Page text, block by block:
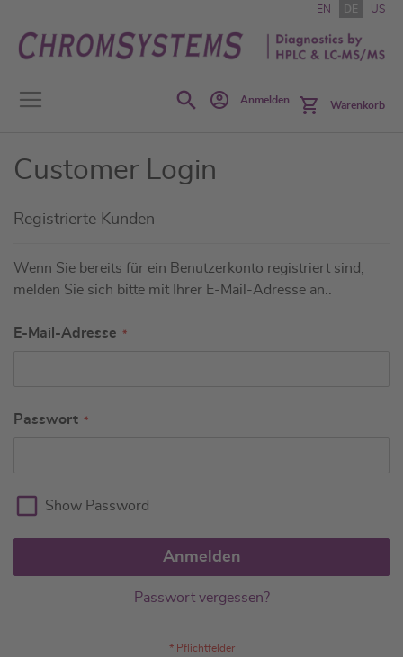
Inhalt
springen
EN DE US
SearchAnmelden Warenkorb
Customer Login
Registrierte Kunden
Wenn Sie bereits für ein Benutzerkonto registriert sind,
melden Sie sich bitte mit Ihrer E-Mail-Adresse an..
E-Mail-Adresse
Passwort
Show Password
Anmelden
Passwort vergessen?